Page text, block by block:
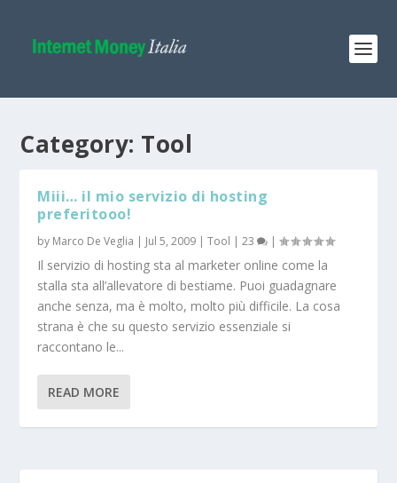
Category: Tool
Miii… il mio servizio di hosting
preferitooo!
by Marco De Veglia | Jul 5, 2009 |Tool |23 |
Il servizio di hosting sta al marketer online come la
stalla sta all’allevatore di bestiame. Puoi guadagnare
anche senza, ma è molto, molto più difficile. La cosa
strana è che su questo servizio essenziale si
raccontano le...
READ MORE